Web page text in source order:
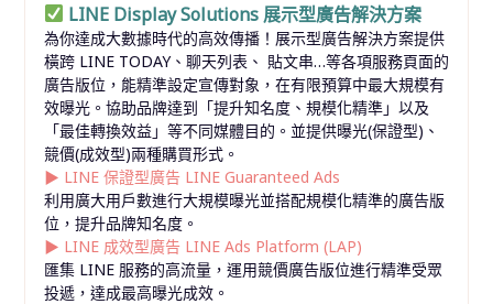
LINE Display Solutions 展示型廣告解決方案
為你達成大數據時代的高效傳播！展示型廣告解決方案提供
橫跨 LINE TODAY、聊天列表、 貼文串…等各項服務頁面的
廣告版位，能精準設定宣傳對象，在有限預算中最大規模有
效曝光。協助品牌達到「提升知名度、規模化精準」以及
「最佳轉換效益」等不同媒體目的。並提供曝光(保證型)、
競價(成效型)兩種購買形式。
▶︎ LINE 保證型廣告 LINE Guaranteed Ads
利用廣大用戶數進行大規模曝光並搭配規模化精準的廣告版
位，提升品牌知名度。
▶︎ LINE 成效型廣告 LINE Ads Platform (LAP)
匯集 LINE 服務的高流量，運用競價廣告版位進行精準受眾
投遞，達成最高曝光成效。